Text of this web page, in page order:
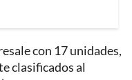
con 17 unidades,
clasificados al